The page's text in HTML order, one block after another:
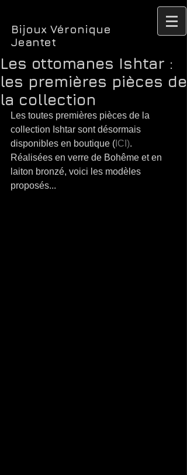
Bijoux Véronique
Jeantet
Les ottomanes Ishtar :
les premières pièces de
la collection
Les toutes premières pièces de la
collection Ishtar sont désormais
disponibles en boutique ( ICI).
Réalisées en verre de Bohême et en
laiton bronzé, voici les modèles
proposés...